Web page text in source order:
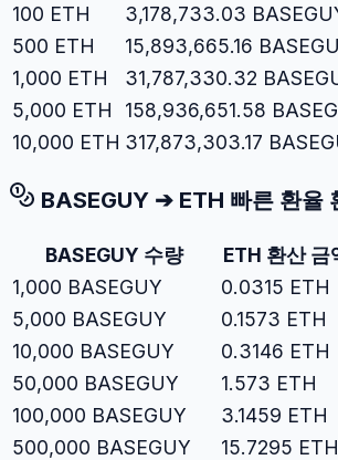
100 ETH 3,178,733.03
500 ETH 15,893,665.16
1,000 ETH 31,787,330.32
5,000 ETH 158,936,651.58
10,000 ETH 317,873,303.17
BASEGUY ➔ ETH 빠른 환율
BASEGUY 수량 ETH 환산 금
1,000 BASEGUY 0.0315 ETH
5,000 BASEGUY 0.1573 ETH
10,000 BASEGUY 0.3146 ETH
50,000 BASEGUY 1.573 ETH
100,000 BASEGUY 3.1459 ETH
500,000 BASEGUY 15.7295 ETH